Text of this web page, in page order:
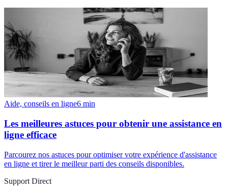
Aide, conseils en ligne6 min
Les meilleures astuces pour obtenir une assistance en
ligne efficace
Parcourez nos astuces pour optimiser votre expérience d'assistance
en ligne et tirer le meilleur parti des conseils disponibles.
Support Direct